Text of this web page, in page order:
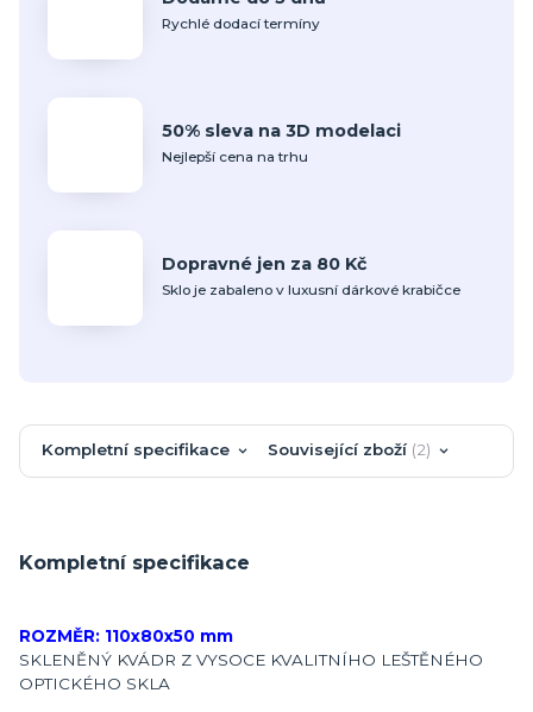
Rychlé dodací termíny
50% sleva na 3D modelaci
Nejlepší cena na trhu
Dopravné jen za 80 Kč
Sklo je zabaleno v luxusní dárkové krabičce
Kompletní specifikace Související zboží 2
Kompletní specifikace
ROZMĚR: 110x80x50 mm
SKLENĚNÝ KVÁDR Z VYSOCE KVALITNÍHO LEŠTĚNÉHO
OPTICKÉHO SKLA